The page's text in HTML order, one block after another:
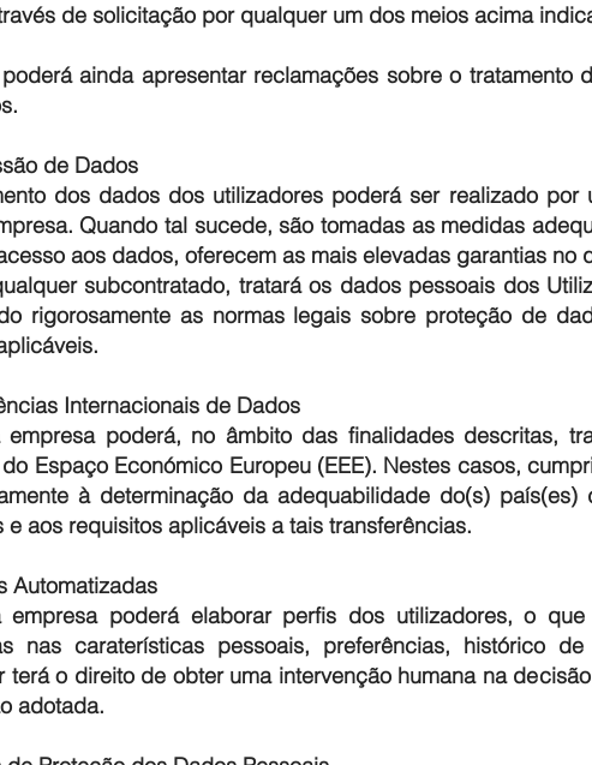
de solicitação por qualquer um dos meios acima
ainda apresentar reclamações sobre o tratamento
de Dados
dos dados dos utilizadores poderá ser realizado
Quando tal sucede, são tomadas as medidas
aos dados, oferecem as mais elevadas garantias no
subcontratado, tratará os dados pessoais dos
rigorosamente as normas legais sobre proteção de
Internacionais de Dados
empresa poderá, no âmbito das finalidades descritas,
Espaço Económico Europeu (EEE). Nestes casos,
à determinação da adequabilidade do(s)
e aos requisitos aplicáveis a tais transferências.
Automatizadas
empresa poderá elaborar perfis dos utilizadores, o
nas caraterísticas pessoais, preferências, histórico
terá o direito de obter uma intervenção humana na
adotada.